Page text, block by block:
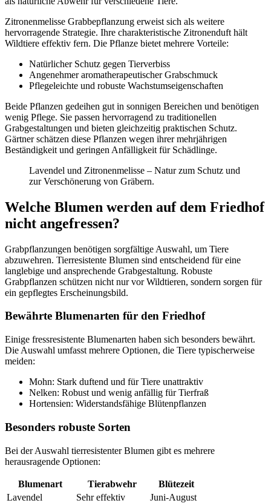
Zitronenmelisse Grabbepflanzung erweist sich als weitere
hervorragende Strategie. Ihre charakteristische Zitronenduft hält
Wildtiere effektiv fern. Die Pflanze bietet mehrere Vorteile:
Natürlicher Schutz gegen Tierverbiss
Angenehmer aromatherapeutischer Grabschmuck
Pflegeleichte und robuste Wachstumseigenschaften
Beide Pflanzen gedeihen gut in sonnigen Bereichen und benötigen
wenig Pflege. Sie passen hervorragend zu traditionellen
Grabgestaltungen und bieten gleichzeitig praktischen Schutz.
Gärtner schätzen diese Pflanzen wegen ihrer mehrjährigen
Beständigkeit und geringen Anfälligkeit für Schädlinge.
Lavendel und Zitronenmelisse – Natur zum Schutz und
zur Verschönerung von Gräbern.
Welche Blumen werden auf dem Friedhof
nicht angefressen?
Grabpflanzungen benötigen sorgfältige Auswahl, um Tiere
abzuwehren. Tierresistente Blumen sind entscheidend für eine
langlebige und ansprechende Grabgestaltung. Robuste
Grabpflanzen schützen nicht nur vor Wildtieren, sondern sorgen für
ein gepflegtes Erscheinungsbild.
Bewährte Blumenarten für den Friedhof
Einige fressresistente Blumenarten haben sich besonders bewährt.
Die Auswahl umfasst mehrere Optionen, die Tiere typischerweise
meiden:
Mohn: Stark duftend und für Tiere unattraktiv
Nelken: Robust und wenig anfällig für Tierfraß
Hortensien: Widerstandsfähige Blütenpflanzen
Besonders robuste Sorten
Bei der Auswahl tierresistenter Blumen gibt es mehrere
herausragende Optionen:
Blumenart Tierabwehr
Blütezeit
Lavendel
Sehr effektiv
Juni-August